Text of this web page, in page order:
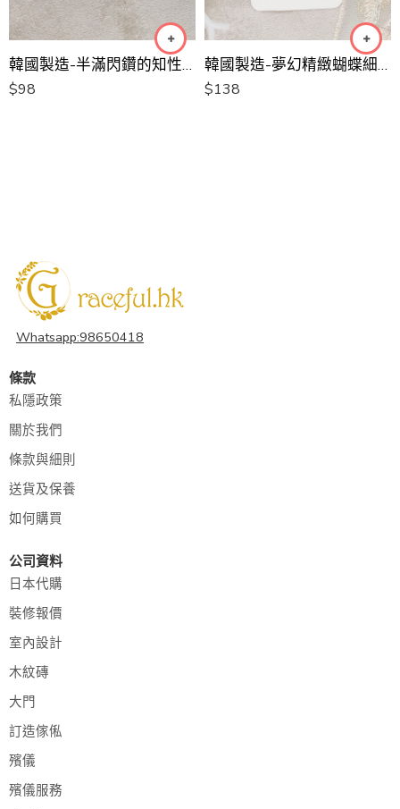
韓國製造-半滿閃鑽的知性耳環
$98
韓國製造-夢幻精緻蝴蝶細閃石耳環
$138
Whatsapp:98650418
條款
私隱政策
關於我們
條款與細則
送貨及保養
如何購買
公司資料
日本代購
裝修報價
室內設計
木紋磚
大門
訂造傢俬
殯儀
殯儀服務